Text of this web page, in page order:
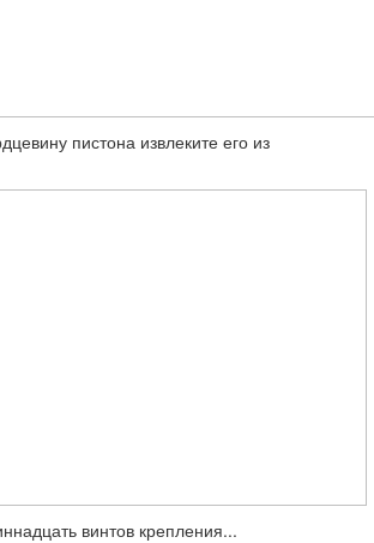
пистона из­влеките его из
винтов кре­пления...